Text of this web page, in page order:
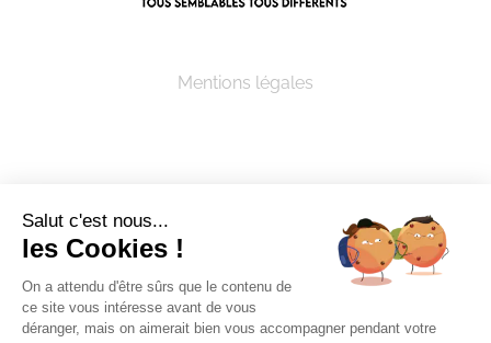
Mentions légales
© Copyright 2005 - 2026 ASSOCIATION TOUS
SEMBLABLES TOUS DIFFERENTS | Tous droits
réservés
Salut c'est nous...
les Cookies !
On a attendu d'être sûrs que le contenu de
ce site vous intéresse avant de vous
déranger, mais on aimerait bien vous accompagner pendant votre